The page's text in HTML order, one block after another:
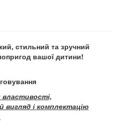
стильний та зручний
вашої дитини!
вигляд і комплектацію